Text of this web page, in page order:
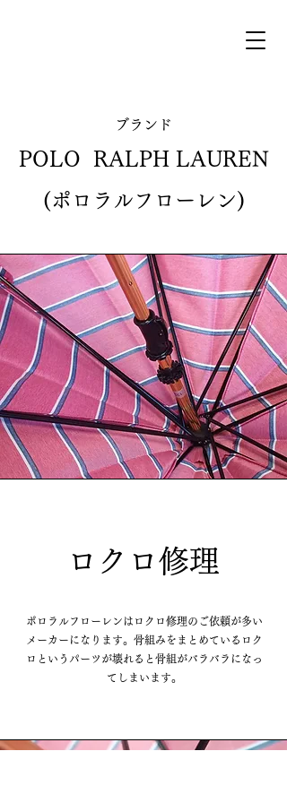
​ブランド
POLO RALPH LAUREN
​(ポロラルフローレン)
​ロクロ修理
ポロラルフローレンはロクロ修理のご依頼が多い
メーカーになります。 ​骨組みをまとめているロク
ロというパーツが壊れると骨組がバラバラになっ
てしまいます。